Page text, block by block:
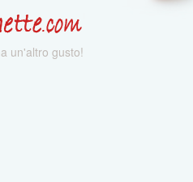
un'altro gusto!